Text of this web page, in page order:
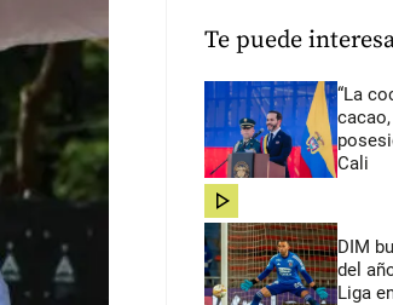
Te puede
“La
Cali
share
DIM
del
Liga